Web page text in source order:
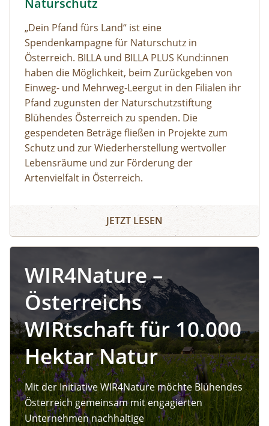
Naturschutz
„Dein Pfand fürs Land“ ist eine
Spendenkampagne für Naturschutz in
Österreich. BILLA und BILLA PLUS Kund:innen
haben die Möglichkeit, beim Zurückgeben von
Einweg- und Mehrweg-Leergut in den Filialen ihr
Pfand zugunsten der Naturschutzstiftung
Blühendes Österreich zu spenden. Die
gespendeten Beträge fließen in Projekte zum
Schutz und zur Wiederherstellung wertvoller
Lebensräume und zur Förderung der
Artenvielfalt in Österreich.
JETZT LESEN
WIR4Nature –
Österreichs
WIRtschaft für 10.000
Hektar Natur
Mit der Initiative WIR4Nature möchte Blühendes
Österreich gemeinsam mit engagierten
Unternehmen nachhaltige